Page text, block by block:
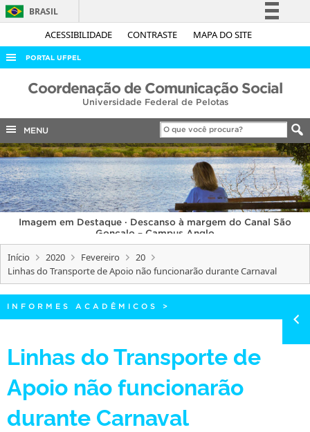
ACESSIBILIDADE CONTRASTE MAPA DO SITE
BRASIL
Simplifique!
Acesso à informação
Legislação
Canais
PORTAL UFPEL
ACESSO À INFORMAÇÃO
COBALTO
CONCURSOS
EDITAIS
INTERNACIONAL
OUVIDORIA
PORTARIAS
TELEFONES
Coordenação de Comunicação Social
Universidade Federal de Pelotas
MENU
Imagem em Destaque · Descanso à margem do Canal São
Gonçalo – Campus Anglo
Início 2020 Fevereiro
20
Linhas do Transporte de Apoio não funcionarão durante Carnaval
INFORMES ACADÊMICOS >
Linhas do Transporte de
Apoio não funcionarão
durante Carnaval